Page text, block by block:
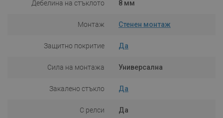
Дебелина на стъклото 8 мм
Монтаж Стенен монтаж
Защитно покритие Да
Сила на монтажа Универсална
Закалено стъкло Да
С релси Да